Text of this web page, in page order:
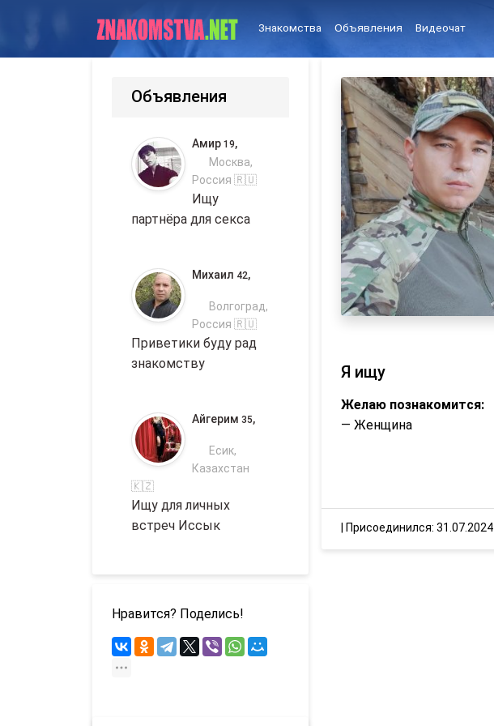
Знакомства Объявления Видеочат
Я ищу
Желаю познакомится:
— Женщина
Присоединился: 31.07.2024
Объявления
Амир 19,
Москва,
Россия 🇷🇺
Ищу
партнёра для секса
Михаил 42,
Волгоград,
Россия 🇷🇺
Приветики буду рад
знакомству
Айгерим 35,
Есик,
Казахстан
🇰🇿
Ищу для личных
встреч Иссык
Нравится? Поделись!